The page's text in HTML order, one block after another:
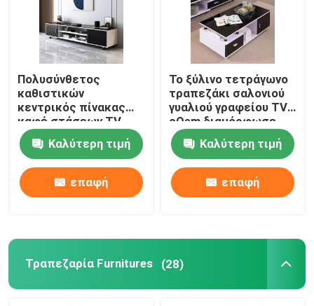
Πολυσύνθετος
καθιστικών
κεντρικός πίνακας
καφέ στάσεων TV
επίπλων
καθορισμένος
Καλύτερη τιμή
επαφή
Το ξύλινο τετράγωνο
τραπεζάκι σαλονιού
γυαλιού γραφείου TV
cOem διαμόρφωσε
την εύκολη
αποθήκευση
Καλύτερη τιμή
επαφή
Τραπεζαρία Furnitures (28)